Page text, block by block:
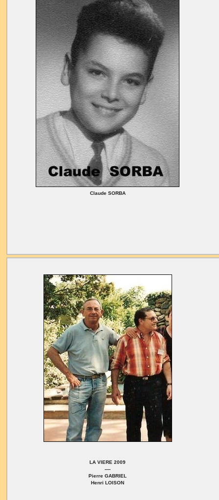
Claude SORBA
LA VIERE 2009
----
Pierre GABRIEL
Henri LOISON